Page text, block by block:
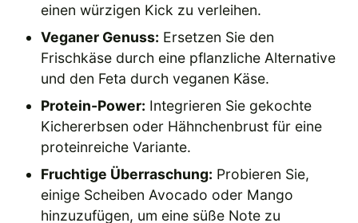
einen würzigen Kick zu verleihen.
Veganer Genuss: Ersetzen Sie den
Frischkäse durch eine pflanzliche Alternative
und den Feta durch veganen Käse.
Protein-Power: Integrieren Sie gekochte
Kichererbsen oder Hähnchenbrust für eine
proteinreiche Variante.
Fruchtige Überraschung: Probieren Sie,
einige Scheiben Avocado oder Mango
hinzuzufügen, um eine süße Note zu